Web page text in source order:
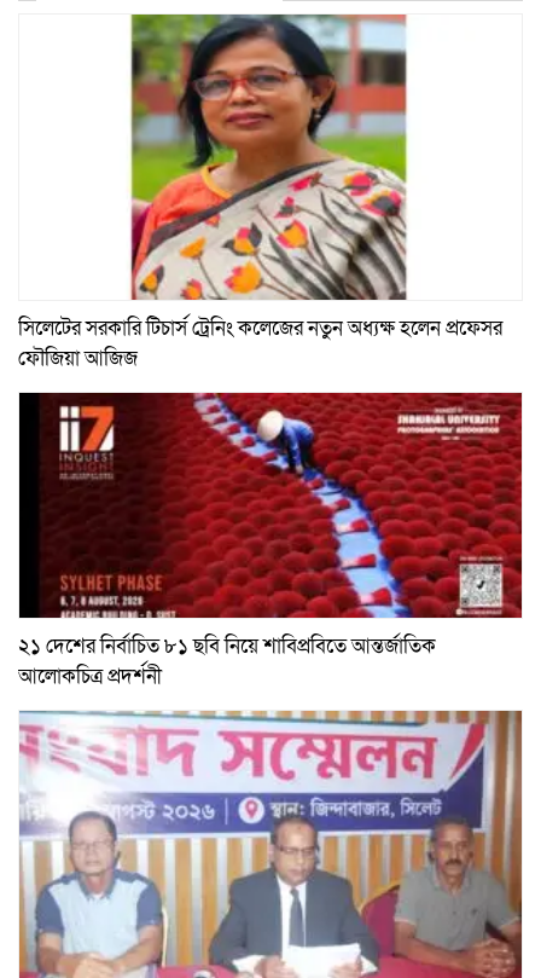
সিলেটের সরকারি টিচার্স ট্রেনিং কলেজের নতুন অধ্যক্ষ হলেন প্রফেসর
ফৌজিয়া আজিজ
২১ দেশের নির্বাচিত ৮১ ছবি নিয়ে শাবিপ্রবিতে আন্তর্জাতিক
আলোকচিত্র প্রদর্শনী